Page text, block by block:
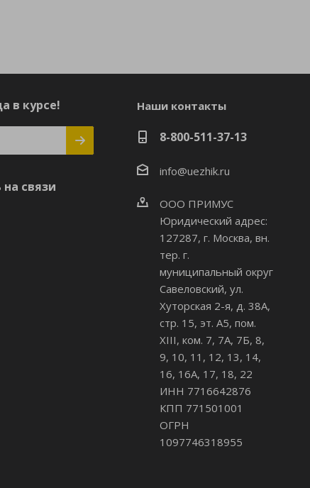
в курсе!
связи
Наши контакты
8-800-511-37-13
info@uezhik.ru
ООО ПРИМУС
Юридический адрес:
127287, г. Москва, вн.
тер. г.
муниципальный округ
Савеловский, ул.
Хуторская 2-я, д. 38А,
стр. 15, эт. А5, пом.
XIII, ком. 7, 7А, 7Б, 8,
9, 10, 11, 12, 13, 14,
16, 16А, 17, 18, 22
ИНН 7716642876
КПП 771501001
ОГРН
1097746318955